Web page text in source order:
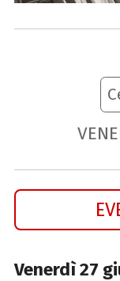
Venerdì 27